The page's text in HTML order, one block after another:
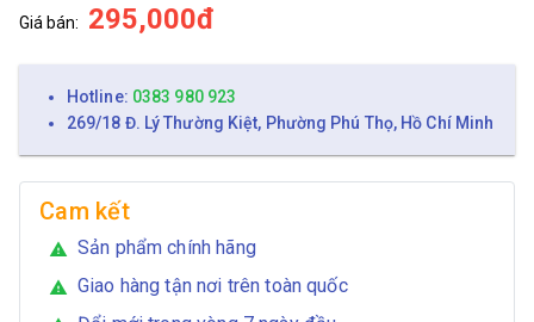
Giá bán: 295,000đ
Hotline: 0383 980 923
269/18 Đ. Lý Thường Kiệt, Phường Phú Thọ, Hồ Chí Minh
Cam kết
warning Sản phẩm chính hãng
warning Giao hàng tận nơi trên toàn quốc